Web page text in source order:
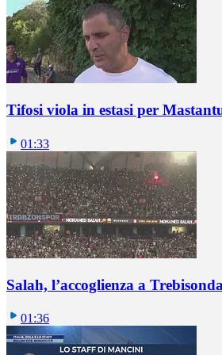
Tifosi viola in estasi per
01:33
Salah, l’accoglienza a
01:36